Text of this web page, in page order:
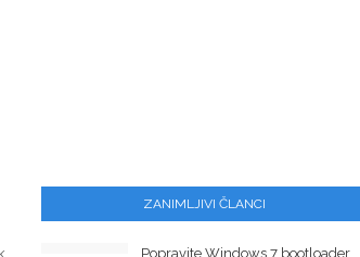
ZANIMLJIVI ČLANCI
Popravite Windows 7 bootloader